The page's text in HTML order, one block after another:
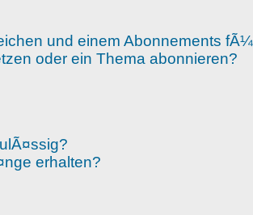
und einem Abonnements
oder ein Thema abonnieren?
erhalten?